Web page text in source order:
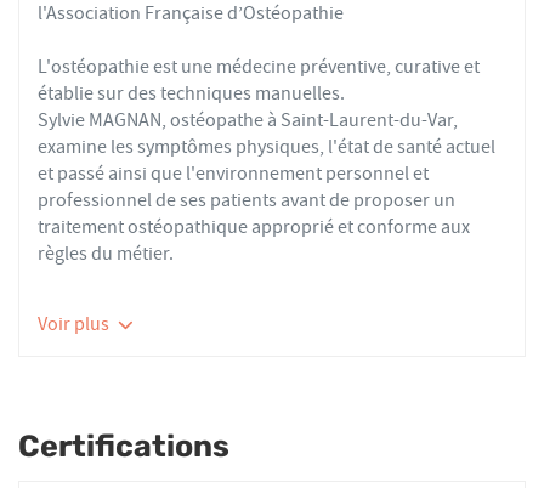
l'Association Française d’Ostéopathie
L'ostéopathie est une médecine préventive, curative et
établie sur des techniques manuelles.
Sylvie MAGNAN, ostéopathe à Saint-Laurent-du-Var,
examine les symptômes physiques, l'état de santé actuel
et passé ainsi que l'environnement personnel et
professionnel de ses patients avant de proposer un
traitement ostéopathique approprié et conforme aux
règles du métier.
thérapeutiques conformes aux recommandations de
fonctionnels d’ordre ostéoarticulaire, viscéral ou
Voir plus
Certifications